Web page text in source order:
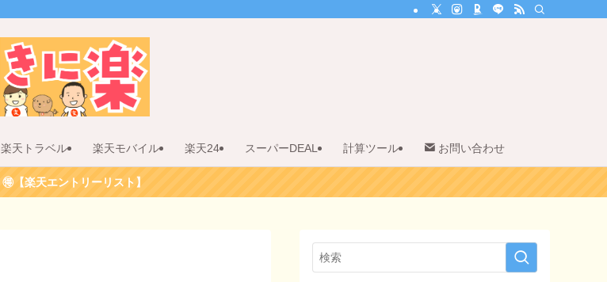
楽天トラベル 楽天モバイル 楽天24 スーパーDEAL 計算ツール お問い合わせ
🉐【楽天エントリーリスト】